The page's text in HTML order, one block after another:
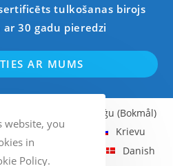
tulkošanas birojs
30 gadu pieredzi
AR MUMS
Norvēģu (Bokmål)
Lietuviešu
Krievu
Itāļu
Danish
website, you
in
Policy.